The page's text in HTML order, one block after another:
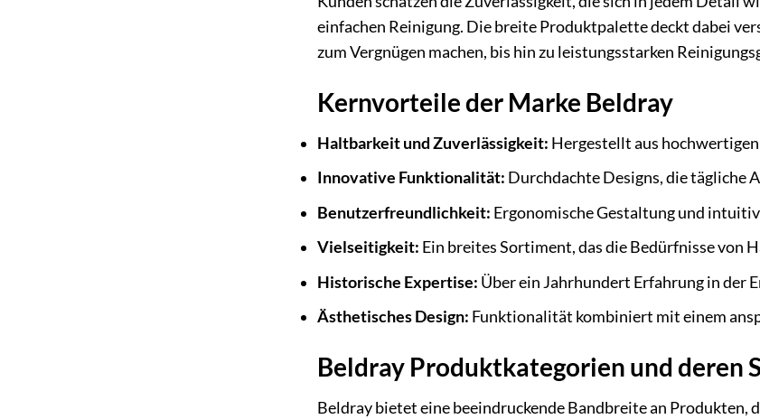
einfachen Reinigung. Die breite Produktpalette deckt dabei
zum Vergnügen machen, bis hin zu leistungsstarken
Kernvorteile der Marke Beldray
Haltbarkeit und Zuverlässigkeit: Hergestellt aus
Innovative Funktionalität: Durchdachte Designs, die tägliche
Benutzerfreundlichkeit: Ergonomische Gestaltung und
Vielseitigkeit: Ein breites Sortiment, das die Bedürfnisse von
Historische Expertise: Über ein Jahrhundert Erfahrung in der
Ästhetisches Design: Funktionalität kombiniert mit einem
Beldray Produktkategorien und deren
Beldray bietet eine beeindruckende Bandbreite an Produkten,